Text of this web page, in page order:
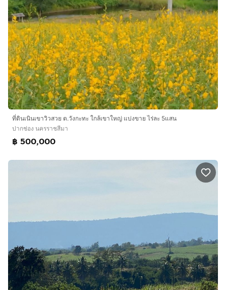
ที่ดินเนินเขาวิวสวย ต.วังกะทะ ใกล้เขาใหญ่ แบ่งขาย ไร่ละ 5แสน
ปากช่อง นครราชสีมา
฿ 500,000